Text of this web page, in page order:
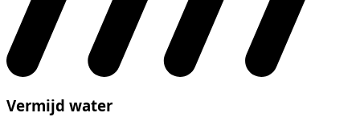
Vermijd water